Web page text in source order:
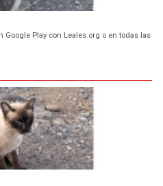
Google Play con Leales.org o en todas las